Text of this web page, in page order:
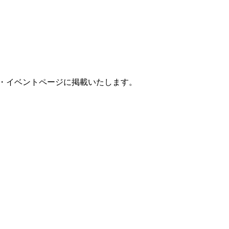
ベントページに掲載いたします。